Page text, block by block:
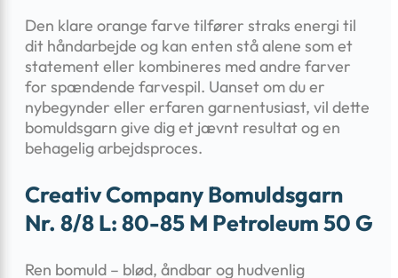
Den klare orange farve tilfører straks energi til
dit håndarbejde og kan enten stå alene som et
statement eller kombineres med andre farver
for spændende farvespil. Uanset om du er
nybegynder eller erfaren garnentusiast, vil dette
bomuldsgarn give dig et jævnt resultat og en
behagelig arbejdsproces.
Creativ Company Bomuldsgarn
Nr. 8/8 L: 80-85 M Petroleum 50 G
Ren bomuld – blød, åndbar og hudvenlig